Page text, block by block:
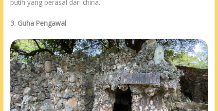
putih yang berasal dari china.
3. Guha Pengawal